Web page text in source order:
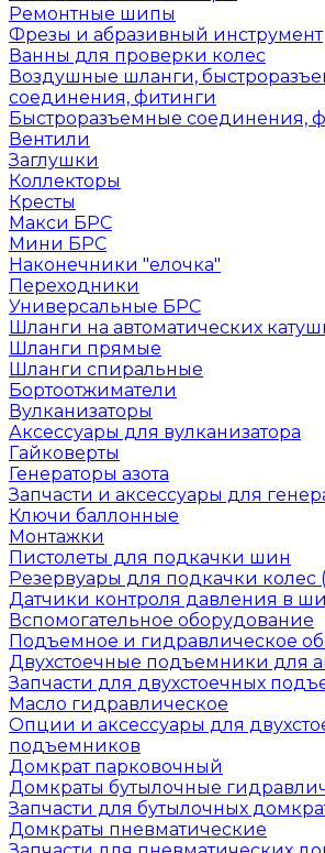
Ремонтные шипы
Фрезы и абразивный инструмент
Ванны для проверки колес
Воздушные шланги,
соединения, фитинги
Быстроразъемные соединения,
Вентили
Заглушки
Коллекторы
Кресты
Макси БРС
Мини БРС
Наконечники "елочка"
Переходники
Универсальные БРС
Шланги на автоматических
Шланги прямые
Шланги спиральные
Бортоотжиматели
Вулканизаторы
Аксессуары для вулканизатора
Гайковерты
Генераторы азота
Запчасти и аксессуары для
Ключи баллонные
Монтажки
Пистолеты для подкачки шин
Резервуары для подкачки колес
Датчики контроля давления в
Вспомогательное оборудование
Подъемное и гидравлическое
Двухстоечные подъемники для
Запчасти для двухстоечных
Масло гидравлическое
Опции и аксессуары для
подъемников
Домкрат парковочный
Домкраты бутылочные
Запчасти для бутылочных
Домкраты пневматические